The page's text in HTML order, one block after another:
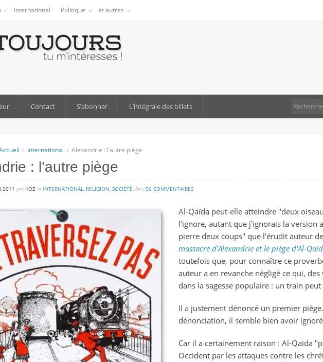
International Politique et autres
Contact S’abonner L’intégrale des billets
International Alexandrie : l’autre piège
: l’autre piège
2011 par KOZ in INTERNATIONAL, RELIGION, SOCIÉTÉ dans 56 COMMENTAIRESsur
:
l’autre
piège
Al-Qaïda peut-elle atteindre "deux
l'ignore, autant que j'ignorais la version
pierre deux coups" que l'érudit auteur
massacre d'Alexandrie et le piège d'Al-
toutefois que, pour connaître ce
auteur a en revanche négligé ce qui,
dans la sagesse populaire : un train
Il a justement dénoncé un premier
dénonciation, il semble bien avoir
Car il a certainement raison : Al-Qaïda
Occident par les attaques contre les